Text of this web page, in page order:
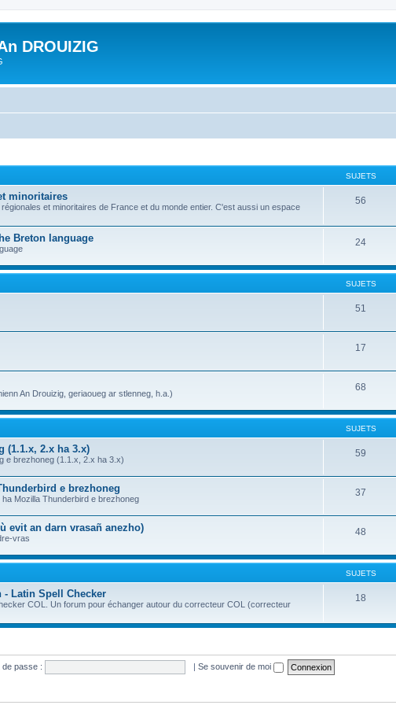
DROUIZIG
SUJETS
minoritaires
et minoritaires de France et du monde entier. C'est aussi un espace
56
Breton language 24
SUJETS
51
17
An Drouizig, geriaoueg ar stlenneg, h.a.)
68
SUJETS
(1.1.x, 2.x ha 3.x)
e brezhoneg (1.1.x, 2.x ha 3.x)
59
e brezhoneg
Mozilla Thunderbird e brezhoneg
37
evit an darn vrasañ anezho)
vras
48
SUJETS
- Latin Spell Checker
COL. Un forum pour échanger autour du correcteur COL (correcteur
18
de passe : | Se souvenir de moi